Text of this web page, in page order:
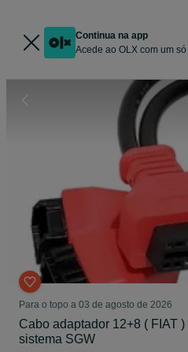
Continua na app
Acede ao OLX com um
Para o topo a 03 de agosto de 2026
Cabo adaptador 12+8 ( FIAT
sistema SGW